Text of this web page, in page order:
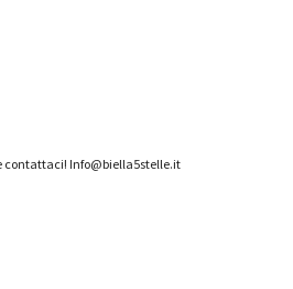
contattaci! Info@biella5stelle.it